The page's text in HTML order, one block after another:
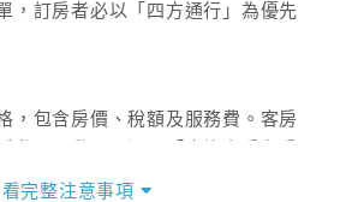
，訂房者必以「四方通行」為優先
，包含房價、稅額及服務費。客房
準。
看完整注意事項